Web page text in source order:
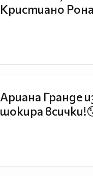
Кристиано
Ариана Гранде
шокира